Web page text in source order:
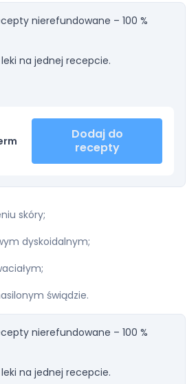
nierefundowane – 100 %
na jednej recepcie.
Dodaj do
recepty
skóry;
dyskoidalnym;
świądzie.
nierefundowane – 100 %
na jednej recepcie.